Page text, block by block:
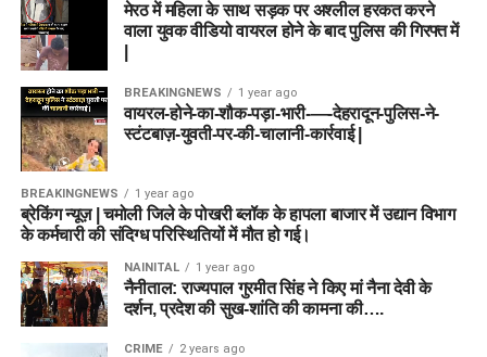
मेरठ में महिला के साथ सड़क पर अश्लील हरकत करने
वाला युवक वीडियो वायरल होने के बाद पुलिस की गिरफ्त में
BREAKINGNEWS 1 year ago
वायरल-होने-का-शौक-पड़ा-भारी-—-देहरादून-पुलिस-ने-
स्टंटबाज़-युवती-पर-की-चालानी-कार्रवाई |
BREAKINGNEWS 1 year ago
ब्रेकिंग न्यूज़ | चमोली जिले के पोखरी ब्लॉक के हापला बाजार में उद्यान विभाग
के कर्मचारी की संदिग्ध परिस्थितियों में मौत हो गई।
NAINITAL 1 year ago
नैनीताल: राज्यपाल गुरमीत सिंह ने किए मां नैना देवी के
दर्शन, प्रदेश की सुख-शांति की कामना की….
CRIME 2 years ago